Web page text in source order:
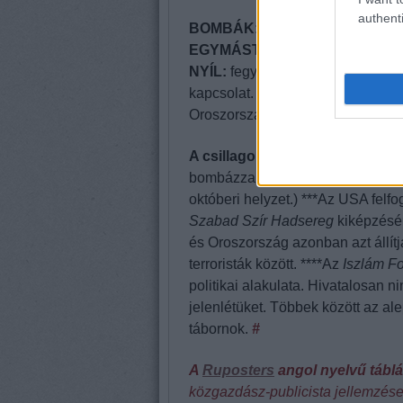
BOMBÁK: mely állam gépei,
EGYMÁST KERESZTEZŐ
NYÍL: fegyveres összecsapástól
kapcsolat.
AZ ÉRINTETT
Oroszország,USA, Izrael,
A csillagok jelentése:
*Nem
bombázza. Az iraki kurdokkal a
októberi helyzet.) ***Az USA
Szabad Szír Hadsereg
és Oroszország azonban azt
terroristák között. ****Az Iszlám
politikai alakulata. Hivatalosan
jelenlétüket. Többek között az
tábornok. #
A Ruposters angol nyelvű
közgazdász-publicista